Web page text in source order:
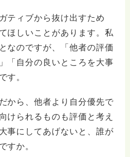
ティブから抜け出すため
ほしいことがあります。私
なのですが、「他者の評価
「自分の良いところを大事
す。
から、他者より自分優先で
けられるものも評価と考え
事にしてあげないと、誰が
すか。